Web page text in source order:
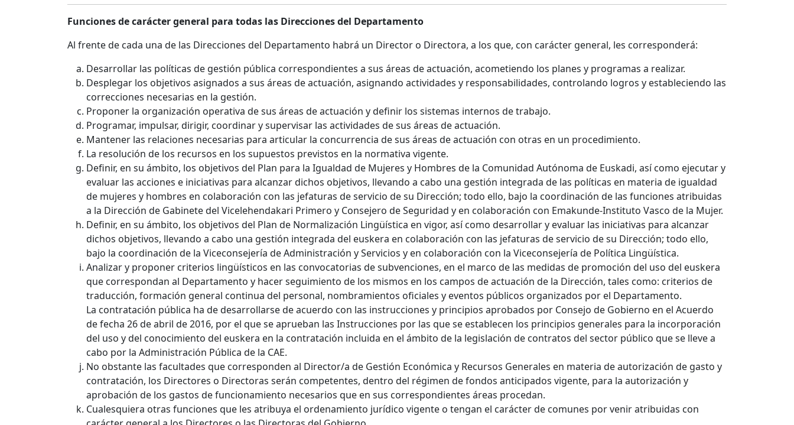
Funciones de carácter general para todas las Direcciones del Departamento
Al frente de cada una de las Direcciones del Departamento habrá un Director o Directora, a los que, con carácter general, les corresponderá:
Desarrollar las políticas de gestión pública correspondientes a sus áreas de actuación, acometiendo los planes y programas a realizar.
Desplegar los objetivos asignados a sus áreas de actuación, asignando actividades y responsabilidades, controlando logros y estableciendo las
correcciones necesarias en la gestión.
Proponer la organización operativa de sus áreas de actuación y definir los sistemas internos de trabajo.
Programar, impulsar, dirigir, coordinar y supervisar las actividades de sus áreas de actuación.
Mantener las relaciones necesarias para articular la concurrencia de sus áreas de actuación con otras en un procedimiento.
La resolución de los recursos en los supuestos previstos en la normativa vigente.
Definir, en su ámbito, los objetivos del Plan para la Igualdad de Mujeres y Hombres de la Comunidad Autónoma de Euskadi, así como ejecutar y
evaluar las acciones e iniciativas para alcanzar dichos objetivos, llevando a cabo una gestión integrada de las políticas en materia de igualdad
de mujeres y hombres en colaboración con las jefaturas de servicio de su Dirección; todo ello, bajo la coordinación de las funciones atribuidas
a la Dirección de Gabinete del Vicelehendakari Primero y Consejero de Seguridad y en colaboración con Emakunde-Instituto Vasco de la Mujer.
Definir, en su ámbito, los objetivos del Plan de Normalización Lingüística en vigor, así como desarrollar y evaluar las iniciativas para alcanzar
dichos objetivos, llevando a cabo una gestión integrada del euskera en colaboración con las jefaturas de servicio de su Dirección; todo ello,
bajo la coordinación de la Viceconsejería de Administración y Servicios y en colaboración con la Viceconsejería de Política Lingüística.
Analizar y proponer criterios lingüísticos en las convocatorias de subvenciones, en el marco de las medidas de promoción del uso del euskera
que correspondan al Departamento y hacer seguimiento de los mismos en los campos de actuación de la Dirección, tales como: criterios de
traducción, formación general continua del personal, nombramientos oficiales y eventos públicos organizados por el Departamento.
La contratación pública ha de desarrollarse de acuerdo con las instrucciones y principios aprobados por Consejo de Gobierno en el Acuerdo
de fecha 26 de abril de 2016, por el que se aprueban las Instrucciones por las que se establecen los principios generales para la incorporación
del uso y del conocimiento del euskera en la contratación incluida en el ámbito de la legislación de contratos del sector público que se lleve a
cabo por la Administración Pública de la CAE.
No obstante las facultades que corresponden al Director/a de Gestión Económica y Recursos Generales en materia de autorización de gasto y
contratación, los Directores o Directoras serán competentes, dentro del régimen de fondos anticipados vigente, para la autorización y
aprobación de los gastos de funcionamiento necesarios que en sus correspondientes áreas procedan.
Cualesquiera otras funciones que les atribuya el ordenamiento jurídico vigente o tengan el carácter de comunes por venir atribuidas con